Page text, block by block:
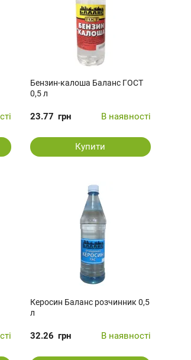
Бензин-калоша Баланс ГОСТ
0,5 л
23.77 грн В наявності
Купити
Керосин Баланс розчинник 0,5
л
32.26 грн В наявності